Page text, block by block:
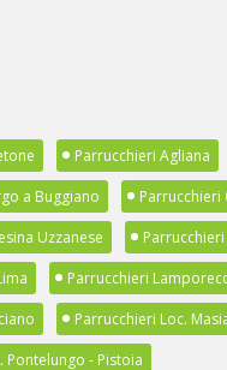
Parrucchieri Agliana
a Buggiano
Parrucchieri
Uzzanese
Parrucchieri
Parrucchieri Loc.
Pontelungo - Pistoia